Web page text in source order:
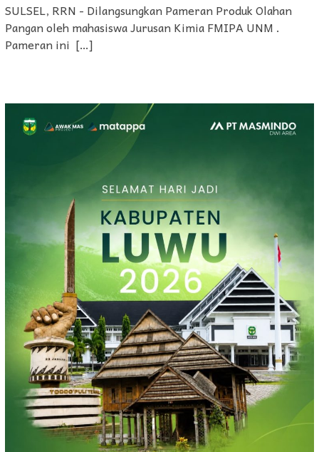
SULSEL, RRN - Dilangsungkan Pameran Produk Olahan
Pangan oleh mahasiswa Jurusan Kimia FMIPA UNM .
Pameran ini […]